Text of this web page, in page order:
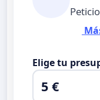
Elige tu
5 €